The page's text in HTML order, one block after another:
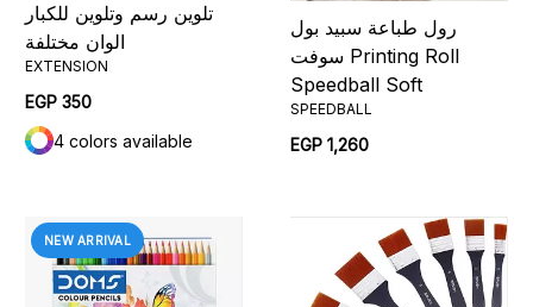
تلوين رسم وتلوين للكبار
الوان مختلفة
EXTENSION
EGP 350
4 colors available
رول طباعة سبيد بول
سوفت Printing Roll
Speedball Soft
SPEEDBALL
EGP 1,260
NEW ARRIVAL